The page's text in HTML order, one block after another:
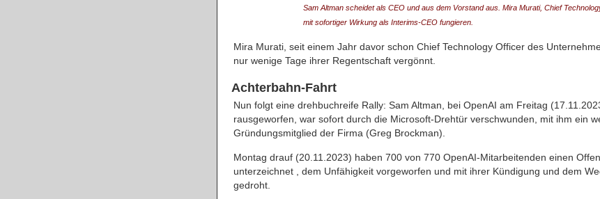
Sam Altman scheidet als CEO und aus dem Vorstand aus. Mira Murati, Chief
mit sofortiger Wirkung als Interims-CEO fungieren.
Mira Murati, seit einem Jahr davor schon Chief Technology Officer des
nur wenige Tage ihrer Regentschaft vergönnt.
Achterbahn-Fahrt
Nun folgt eine drehbuchreife Rally: Sam Altman, bei OpenAI am Freitag
rausgeworfen, war sofort durch die Microsoft-Drehtür verschwunden, mit ihm ein
Gründungsmitglied der Firma (Greg Brockman).
Montag drauf (20.11.2023) haben 700 von 770 OpenAI-Mitarbeitenden einen
unterzeichnet , dem Unfähigkeit vorgeworfen und mit ihrer Kündigung und dem
gedroht.